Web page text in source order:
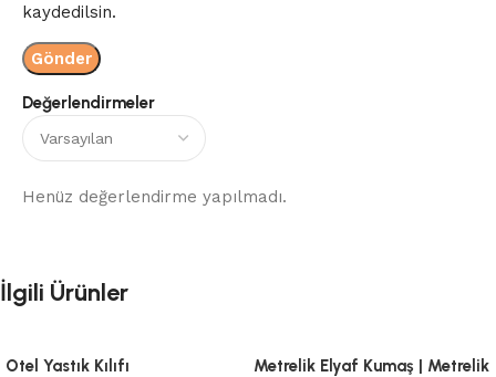
Değerlendirmeler
Henüz değerlendirme yapılmadı.
kaydedilsin.
İlgili Ürünler
Otel Yastık Kılıfı
Metrelik Elyaf Kumaş | Metrelik